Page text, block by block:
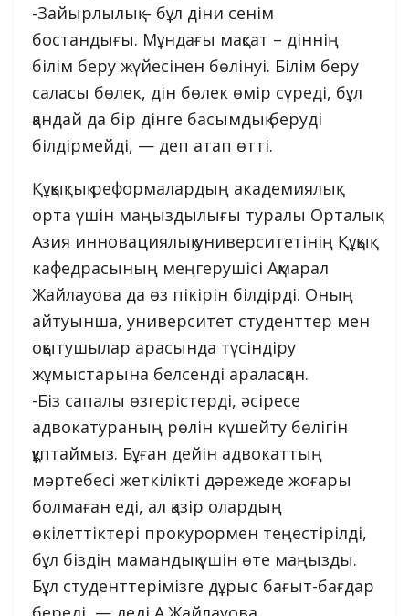
-Зайырлылық – бұл діни сенім
бостандығы. Мұндағы мақсат – діннің
білім беру жүйесінен бөлінуі. Білім беру
саласы бөлек, дін бөлек өмір сүреді, бұл
қандай да бір дінге басымдық беруді
білдірмейді, — деп атап өтті.
Құқықтық реформалардың академиялық
орта үшін маңыздылығы туралы Орталық
Азия инновациялық университетінің Құқық
кафедрасының меңгерушісі Ақмарал
Жайлауова да өз пікірін білдірді. Оның
айтуынша, университет студенттер мен
оқытушылар арасында түсіндіру
жұмыстарына белсенді араласқан.
-Біз сапалы өзгерістерді, әсіресе
адвокатураның рөлін күшейту бөлігін
құптаймыз. Бұған дейін адвокаттың
мәртебесі жеткілікті дәрежеде жоғары
болмаған еді, ал қазір олардың
өкілеттіктері прокурормен теңестірілді,
бұл біздің мамандық үшін өте маңызды.
Бұл студенттерімізге дұрыс бағыт-бағдар